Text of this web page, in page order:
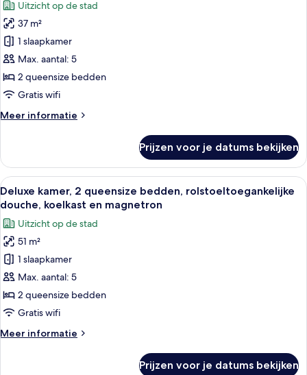
en
magnetron,
uitzicht
op
stad
Klassieke
kamer,
2
queensize
bedden,
koelkast
magnetron,
stad
laden
Uitzicht op de stad
37 m²
1 slaapkamer
Max. aantal: 5
2 queensize bedden
Gratis wifi
Meer informatie
Meer
kamer,
queensize
bedden,
en
magnetron,
uitzicht
op
stad
Prijzen voor je datums bekijken
Alle
foto's
voor
Deluxe
kamer,
2
queensize
bedden,
rolstoeltoegankelijke
koelkast
Hypoallergeen beddengoed,
5
Deluxe kamer, 2 queensize bedden, rolstoeltoegankelijke
douche, koelkast en magnetron
Uitzicht op de stad
51 m²
1 slaapkamer
Max. aantal: 5
2 queensize bedden
Gratis wifi
Meer informatie
Meer
Prijzen voor je datums bekijken